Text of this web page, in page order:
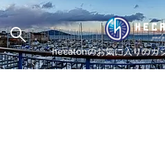
hecatonのお気に入りのガ